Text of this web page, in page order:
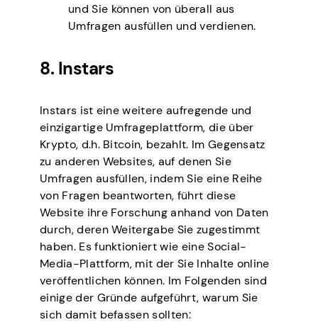
und Sie können von überall aus
Umfragen ausfüllen und verdienen.
8. Instars
Instars ist eine weitere aufregende und
einzigartige Umfrageplattform, die über
Krypto, d.h. Bitcoin, bezahlt. Im Gegensatz
zu anderen Websites, auf denen Sie
Umfragen ausfüllen, indem Sie eine Reihe
von Fragen beantworten, führt diese
Website ihre Forschung anhand von Daten
durch, deren Weitergabe Sie zugestimmt
haben. Es funktioniert wie eine Social-
Media-Plattform, mit der Sie Inhalte online
veröffentlichen können. Im Folgenden sind
einige der Gründe aufgeführt, warum Sie
sich damit befassen sollten: